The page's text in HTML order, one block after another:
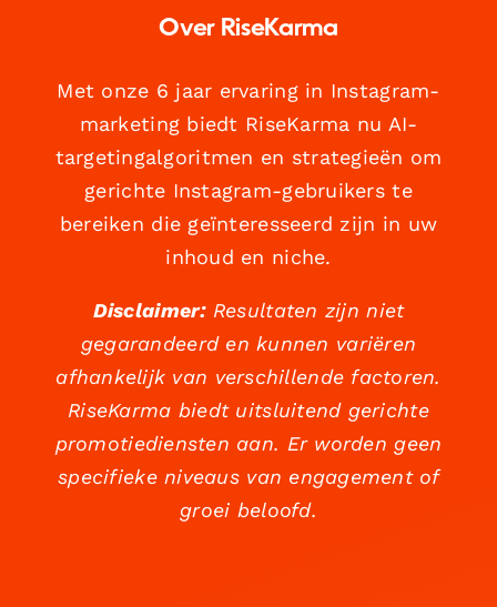
Over RiseKarma
Met onze 6 jaar ervaring in Instagram-
marketing biedt RiseKarma nu AI-
targetingalgoritmen en strategieën om
gerichte Instagram-gebruikers te
bereiken die geïnteresseerd zijn in uw
inhoud en niche.
Disclaimer:Resultaten zijn niet
gegarandeerd en kunnen variëren
afhankelijk van verschillende factoren.
RiseKarma biedt uitsluitend gerichte
promotiediensten aan. Er worden geen
specifieke niveaus van engagement of
groei beloofd.